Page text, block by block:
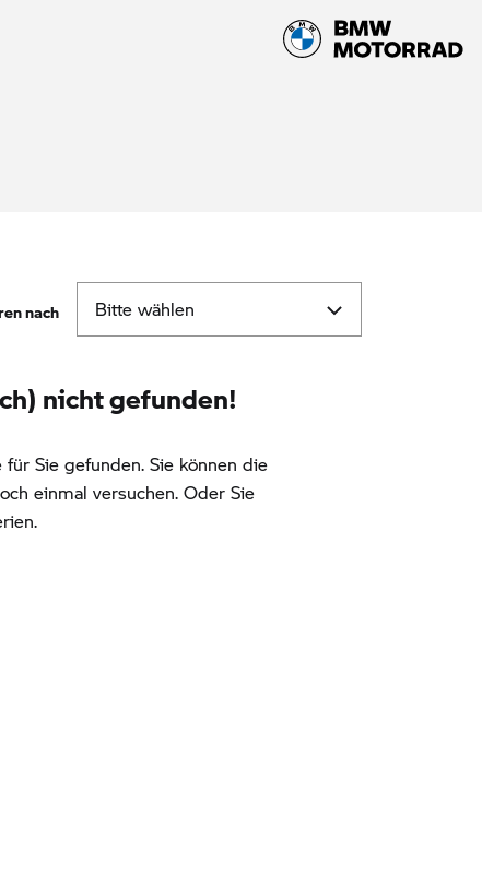
nach
nicht gefunden!
Sie gefunden. Sie können die
einmal versuchen. Oder Sie